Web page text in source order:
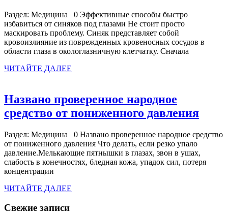
от
Раздел: Медицина 0 Эффективные способы быстро
избавиться от синяков под глазами Не стоит просто
маскировать проблему. Синяк представляет собой
кровоизлияние из поврежденных кровеносных сосудов в
области глаза в окологлазничную клетчатку. Сначала
ЧИТАЙТЕ ДАЛЕЕ
Названо проверенное народное
средство от пониженного давления
от
Раздел: Медицина 0 Названо проверенное народное средство
от пониженного давления Что делать, если резко упало
давление.Мелькающие пятнышки в глазах, звон в ушах,
слабость в конечностях, бледная кожа, упадок сил, потеря
концентрации
ЧИТАЙТЕ ДАЛЕЕ
Свежие записи